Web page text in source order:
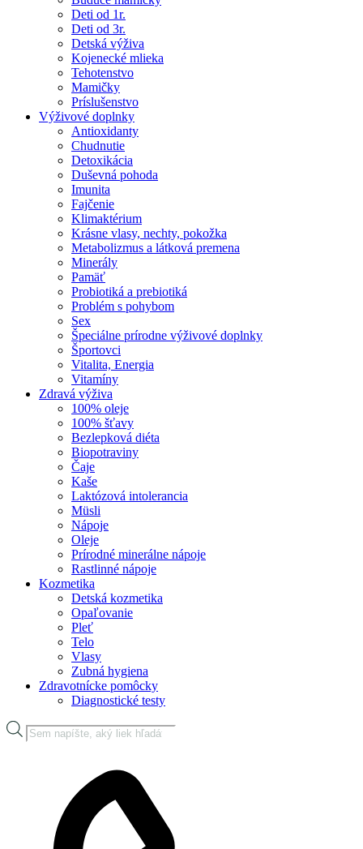
Deti od 1r.
Deti od 3r.
Detská výživa
Kojenecké mlieka
Tehotenstvo
Mamičky
Príslušenstvo
Výživové doplnky
Antioxidanty
Chudnutie
Detoxikácia
Duševná pohoda
Imunita
Fajčenie
Klimaktérium
Krásne vlasy, nechty, pokožka
Metabolizmus a látková premena
Minerály
Pamäť
Probiotiká a prebiotiká
Problém s pohybom
Sex
Špeciálne prírodne výživové doplnky
Športovci
Vitalita, Energia
Vitamíny
Zdravá výživa
100% oleje
100% šťavy
Bezlepková diéta
Biopotraviny
Čaje
Kaše
Laktózová intolerancia
Müsli
Nápoje
Oleje
Prírodné minerálne nápoje
Rastlinné nápoje
Kozmetika
Detská kozmetika
Opaľovanie
Pleť
Telo
Vlasy
Zubná hygiena
Zdravotnícke pomôcky
Diagnostické testy
Products
search